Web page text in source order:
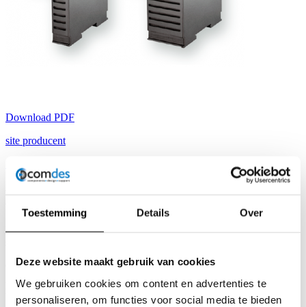
Toestemming Details Over
Deze website maakt gebruik van cookies
We gebruiken cookies om content en advertenties te
personaliseren, om functies voor social media te bieden
Download PDF
site producent
De LDG-S serie zijn volledig geïsoleerde behuizingen volgens de
Ontworpen voor eenvoudige montage op DIN-rails met de
geintergreerde snap-on clip. De behuizingen bieden eenvoudige
installatie met optimaal gebruik van ruimte.